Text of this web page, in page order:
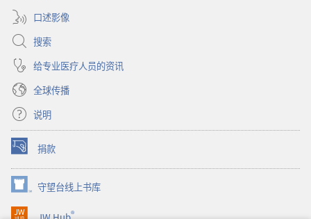
口述影像
搜索
给专业医疗人员的资讯
全球传播
说明
捐款
（打
开
新
窗
口）
守望台线上书库
（打
开
®